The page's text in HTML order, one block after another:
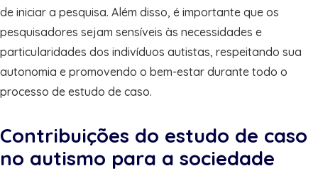
de iniciar a pesquisa. Além disso, é importante que os
pesquisadores sejam sensíveis às necessidades e
particularidades dos indivíduos autistas, respeitando sua
autonomia e promovendo o bem-estar durante todo o
processo de estudo de caso.
Contribuições do estudo de caso
no autismo para a sociedade